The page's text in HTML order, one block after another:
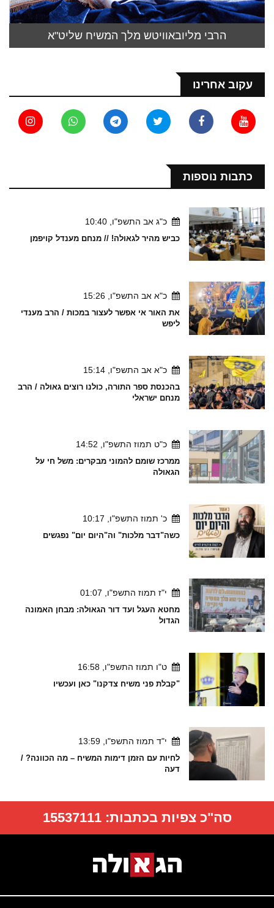
הרבי מליובאוויטש מלך המשיח שליט"א
עקוב אחרינו
כתבות נוספות
כ"ג אב התשפ"ו, 10:40
כביש מהיר לגאולה! // מנחם מענדל קויפמן
כ"א אב התשפ"ו, 15:26
את האור אי אפשר לעצור במכות / הרב מענדי
ליפש
כ"א אב התשפ"ו, 15:14
בהכנסת ספר התורה, כולנו רוצים גאולה / הרב
מנחם ישראלי
כ"ט תמוז התשפ"ו, 14:52
ממרכז שומם להמוני מבקרים: משל חי על
הגאולה
כ' תמוז התשפ"ו, 10:17
כשה"דבר מלכות" וה"היום יום" נפגשים
י"ז תמוז התשפ"ו, 01:07
מחטא העגל ועד דור הגאולה: מבחן האמונה
הגדול
ט"ו תמוז התשפ"ו, 16:58
"קבלת פני משיח צדקנו" כאן ועכשיו
י"ד תמוז התשפ"ו, 13:59
לחיות עם הזמן דימות המשיח – מה הכוונה? /
דעה
סה"כ צפיות בכתבות:15537111